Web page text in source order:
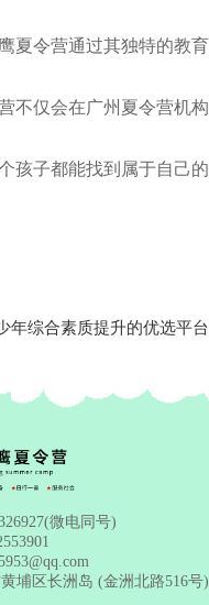
夏令营通过其独特的教育
不仅会在广州夏令营机构
孩子都能找到属于自己的
年综合素质提升的优选平台
微电同号)
埔区长洲岛 (金洲北路516号)